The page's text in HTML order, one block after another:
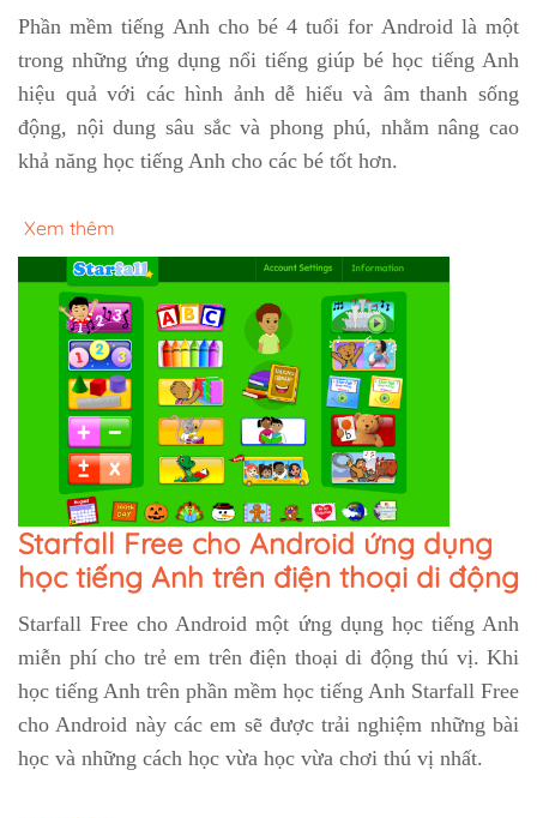
Phần mềm tiếng Anh cho bé 4 tuổi for Android là một
trong những ứng dụng nổi tiếng giúp bé học tiếng Anh
hiệu quả với các hình ảnh dễ hiểu và âm thanh sống
động, nội dung sâu sắc và phong phú, nhằm nâng cao
khả năng học tiếng Anh cho các bé tốt hơn.
Xem thêm
Starfall Free cho Android ứng dụng
học tiếng Anh trên điện thoại di động
Starfall Free cho Android một ứng dụng học tiếng Anh
miễn phí cho trẻ em trên điện thoại di động thú vị. Khi
học tiếng Anh trên phần mềm học tiếng Anh Starfall Free
cho Android này các em sẽ được trải nghiệm những bài
học và những cách học vừa học vừa chơi thú vị nhất.